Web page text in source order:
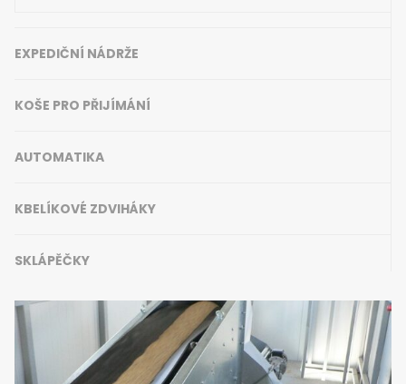
EXPEDIČNÍ NÁDRŽE
KOŠE PRO PŘIJÍMÁNÍ
AUTOMATIKA
KBELÍKOVÉ ZDVIHÁKY
SKLÁPĚČKY